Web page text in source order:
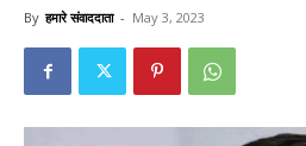
By हमारे संवाददाता - May 3, 2023